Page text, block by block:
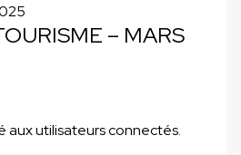
– MARS
aux utilisateurs connectés.